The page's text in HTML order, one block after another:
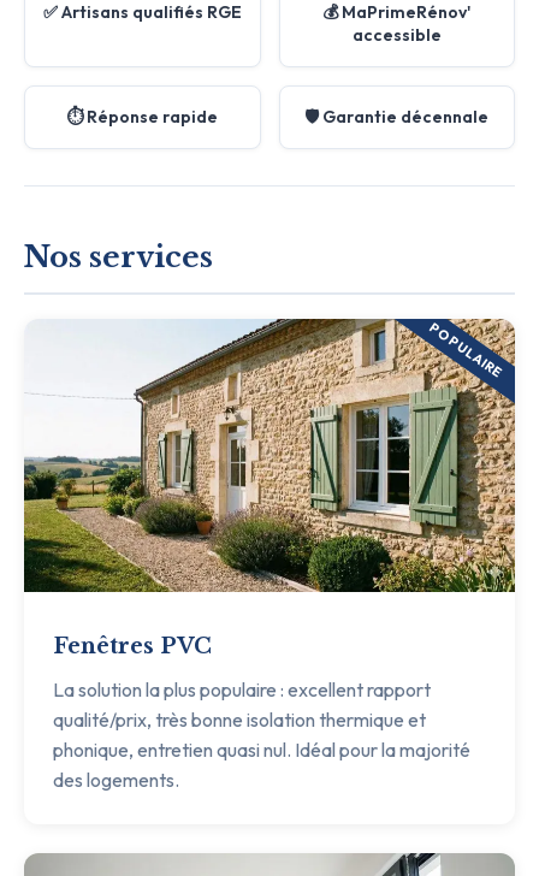
✅ Artisans qualifiés RGE
💰 MaPrimeRénov'
accessible
⏱️ Réponse rapide 🛡️ Garantie décennale
Nos services
POPULAIRE
Fenêtres PVC
La solution la plus populaire : excellent rapport
qualité/prix, très bonne isolation thermique et
phonique, entretien quasi nul. Idéal pour la majorité
des logements.